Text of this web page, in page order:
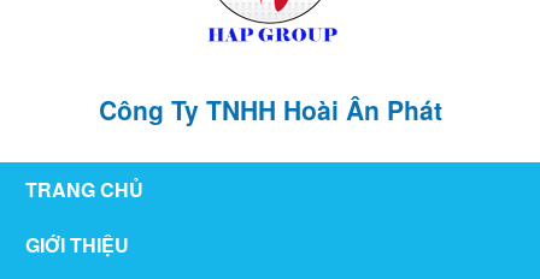
Công Ty TNHH Hoài Ân Phát
TRANG CHỦ
GIỚI THIỆU